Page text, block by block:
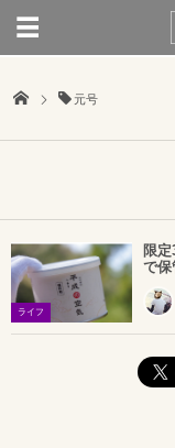
元号
ライフ
限
で保